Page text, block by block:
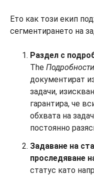
Ето как този екип
сегментирането на
Раздел с
The Подробности
документират
задачи,
гарантира, че
обхвата на
постоянно
Задаване на
проследяване
статус като напр